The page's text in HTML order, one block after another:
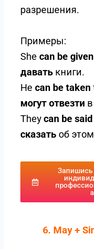
разрешения.
Примеры:
She can be given
давать книги.
He can be taken
могут отвезти
They can be said
сказать об
Запишись
6. May +